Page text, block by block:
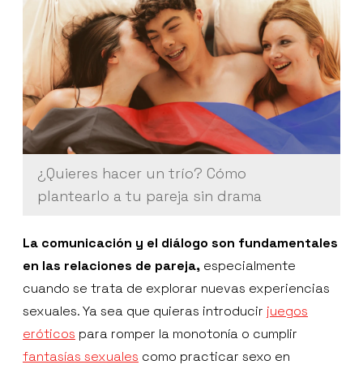
¿Quieres hacer un trío? Cómo
plantearlo a tu pareja sin drama
La comunicación y el diálogo son fundamentales
en las relaciones de pareja, especialmente
cuando se trata de explorar nuevas experiencias
sexuales. Ya sea que quieras introducir juegos
eróticos para romper la monotonía o cumplir
fantasías sexuales como practicar sexo en